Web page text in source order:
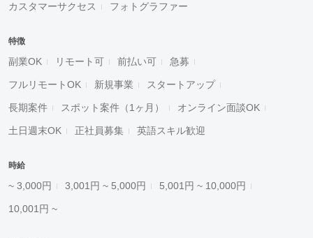
カスタマーサクセス フォトグラファー
特徴
副業OK リモート可 前払い可 急募
フルリモートOK 新規事業 スタートアップ
長期案件 スポット案件（1ヶ月） オンライン面談OK
土日週末OK 正社員募集 英語スキル歓迎
時給
~ 3,000円 3,001円 ~ 5,000円 5,001円 ~ 10,000円
10,001円 ~